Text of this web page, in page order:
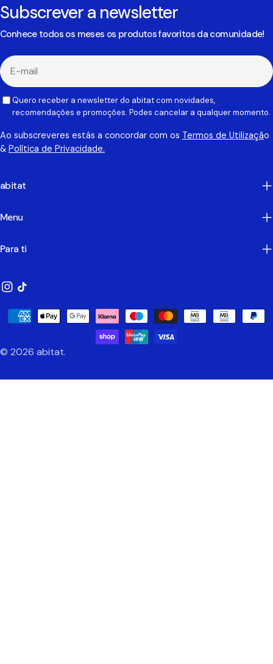
Subscrever a newsletter
Conhece todos os meses os produtos favoritos da comunidade!
E-
mail
Quero receber a newsletter do abitat com novidades,
recomendações e promoções. Podes cancelar a qualquer momento.
Ao subscreveres estás a concordar com os Termos de Utilização
& Política de Privacidade.
abitat
Menu
Para ti
Instagram
TikTok
© 2026 abitat.
Métodos
Pagamento